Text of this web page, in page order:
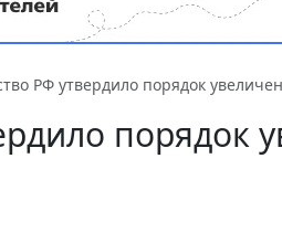
РФ утвердило порядок
порядок